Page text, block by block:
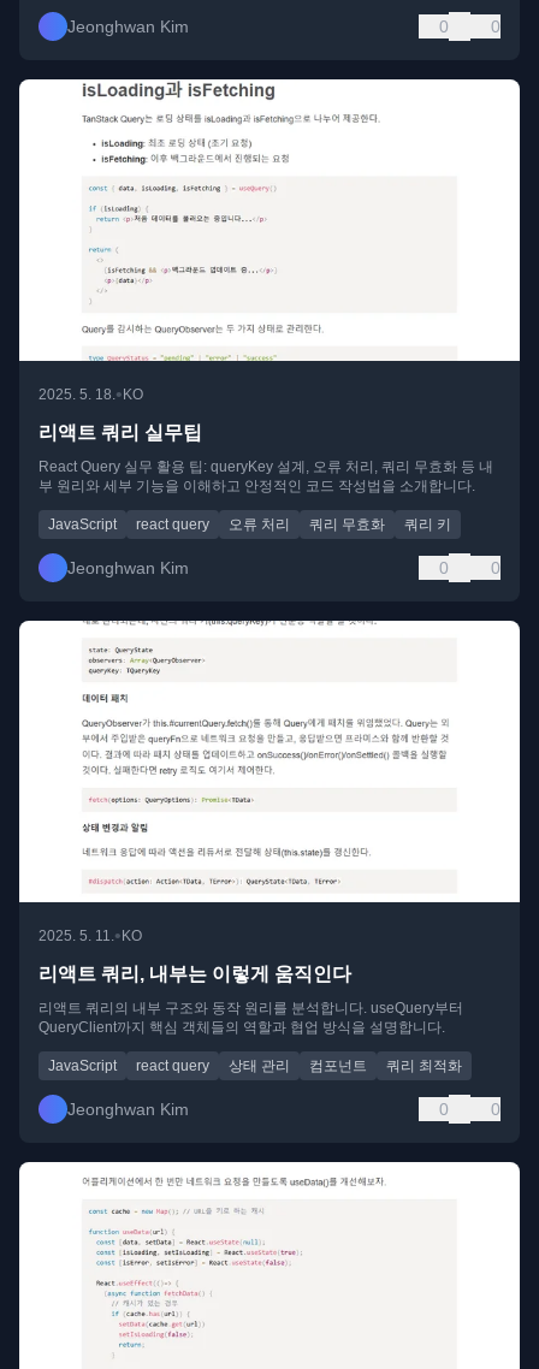
Jeonghwan Kim 0 0
2025. 5. 18.• KO
리액트 쿼리 실무팁
React Query 실무 활용 팁: queryKey 설계, 오류 처리, 쿼리 무효화 등 내
부 원리와 세부 기능을 이해하고 안정적인 코드 작성법을 소개합니다.
JavaScript react query 오류 처리 쿼리 무효화 쿼리 키
Jeonghwan Kim 0 0
2025. 5. 11.• KO
리액트 쿼리, 내부는 이렇게 움직인다
리액트 쿼리의 내부 구조와 동작 원리를 분석합니다. useQuery부터
QueryClient까지 핵심 객체들의 역할과 협업 방식을 설명합니다.
JavaScript react query 상태 관리 컴포넌트 쿼리 최적화
Jeonghwan Kim 0 0